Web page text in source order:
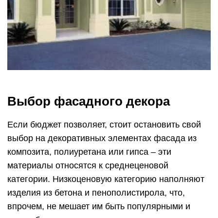
Выбор фасадного декора
Если бюджет позволяет, стоит остановить свой
выбор на декоративных элементах фасада из
композита, полиуретана или гипса – эти
материалы относятся к среднеценовой
категории. Низкоценовую категорию наполняют
изделия из бетона и пенополистирола, что,
впрочем, не мешает им быть популярными и